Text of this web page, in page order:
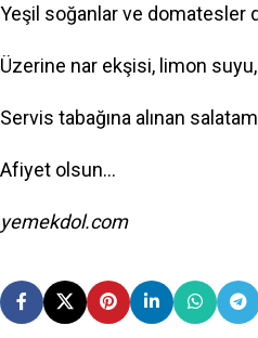
Yeşil soğanlar ve domatesler
Üzerine nar ekşisi, limon suyu,
Servis tabağına alınan
Afiyet olsun…
yemekdol.com